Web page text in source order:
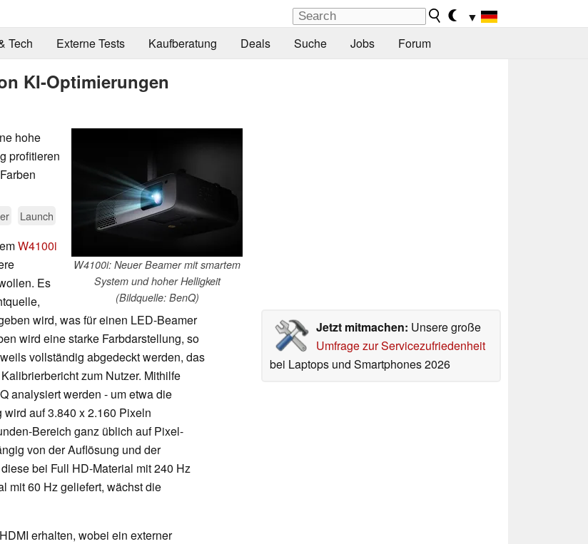
▼
Tech Externe Tests Kaufberatung Deals Suche Jobs Forum
KI-Optimierungen
W4100i: Neuer Beamer mit smartem
System und hoher Helligkeit
(Bildquelle: BenQ)
hohe
profitieren
Launch
Jetzt mitmachen: Unsere große
Umfrage zur Servicezufriedenheit
bei Laptops und Smartphones 2026
W4100i
Es
wird, was für einen LED-Beamer
wird eine starke Farbdarstellung, so
vollständig abgedeckt werden, das
zum Nutzer. Mithilfe
analysiert werden - um etwa die
auf 3.840 x 2.160 Pixeln
Bereich ganz üblich auf Pixel-
von der Auflösung und der
bei Full HD-Material mit 240 Hz
mit 60 Hz geliefert, wächst die
erhalten, wobei ein externer